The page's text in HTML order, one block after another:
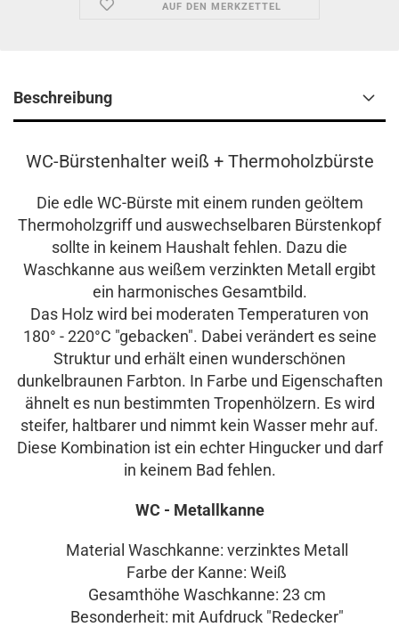
AUF DEN MERKZETTEL
Beschreibung
WC-Bürstenhalter weiß + Thermoholzbürste
Die edle WC-Bürste mit einem runden geöltem
Thermoholzgriff und auswechselbaren Bürstenkopf
sollte in keinem Haushalt fehlen. Dazu die
Waschkanne aus weißem verzinkten Metall ergibt
ein harmonisches Gesamtbild.
Das Holz wird bei moderaten Temperaturen von
180° - 220°C "gebacken". Dabei verändert es seine
Struktur und erhält einen wunderschönen
dunkelbraunen Farbton. In Farbe und Eigenschaften
ähnelt es nun bestimmten Tropenhölzern. Es wird
steifer, haltbarer und nimmt kein Wasser mehr auf.
Diese Kombination ist ein echter Hingucker und darf
in keinem Bad fehlen.
WC - Metallkanne
Material Waschkanne: verzinktes Metall
Farbe der Kanne: Weiß
Gesamthöhe Waschkanne: 23 cm
Besonderheit: mit Aufdruck "Redecker"